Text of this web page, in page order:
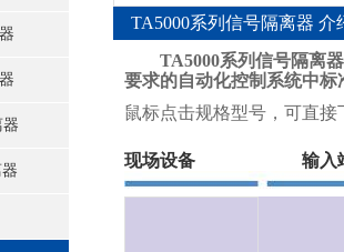
器
TA5000系列信号隔离器 介
TA5000系列信号隔离器
要求的自动化控制系统中
鼠标点击规格型号，可直
现场设备 输